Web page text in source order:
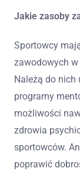
Jakie zasoby
Sportowcy
zawodowych
Należą do nich
programy
możliwości
zdrowia
sportowców.
poprawić